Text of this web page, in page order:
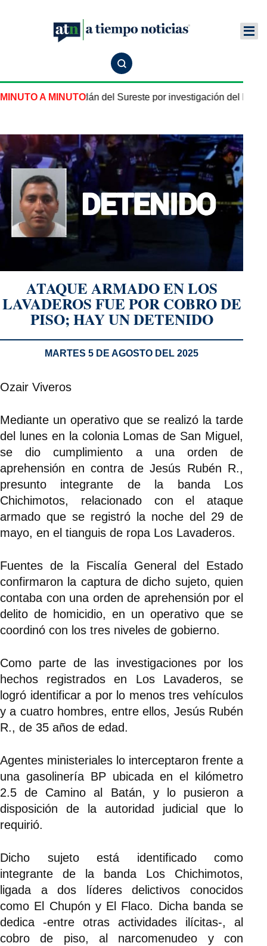
MINUTO A MINUTO
de Ixhuatlán del Sureste por investigación del
ATAQUE ARMADO EN LOS
LAVADEROS FUE POR COBRO DE
PISO; HAY UN DETENIDO
MARTES 5 DE AGOSTO DEL 2025
Ozair Viveros
Mediante un operativo que se realizó la tarde
del lunes en la colonia Lomas de San Miguel,
se dio cumplimiento a una orden de
aprehensión en contra de Jesús Rubén R.,
presunto integrante de la banda Los
Chichimotos, relacionado con el ataque
armado que se registró la noche del 29 de
mayo, en el tianguis de ropa Los Lavaderos.
Fuentes de la Fiscalía General del Estado
confirmaron la captura de dicho sujeto, quien
contaba con una orden de aprehensión por el
delito de homicidio, en un operativo que se
coordinó con los tres niveles de gobierno.
Como parte de las investigaciones por los
hechos registrados en Los Lavaderos, se
logró identificar a por lo menos tres vehículos
y a cuatro hombres, entre ellos, Jesús Rubén
R., de 35 años de edad.
Agentes ministeriales lo interceptaron frente a
una gasolinería BP ubicada en el kilómetro
2.5 de Camino al Batán, y lo pusieron a
disposición de la autoridad judicial que lo
requirió.
Dicho sujeto está identificado como
integrante de la banda Los Chichimotos,
ligada a dos líderes delictivos conocidos
como El Chupón y El Flaco. Dicha banda se
dedica -entre otras actividades ilícitas-, al
cobro de piso, al narcomenudeo y con